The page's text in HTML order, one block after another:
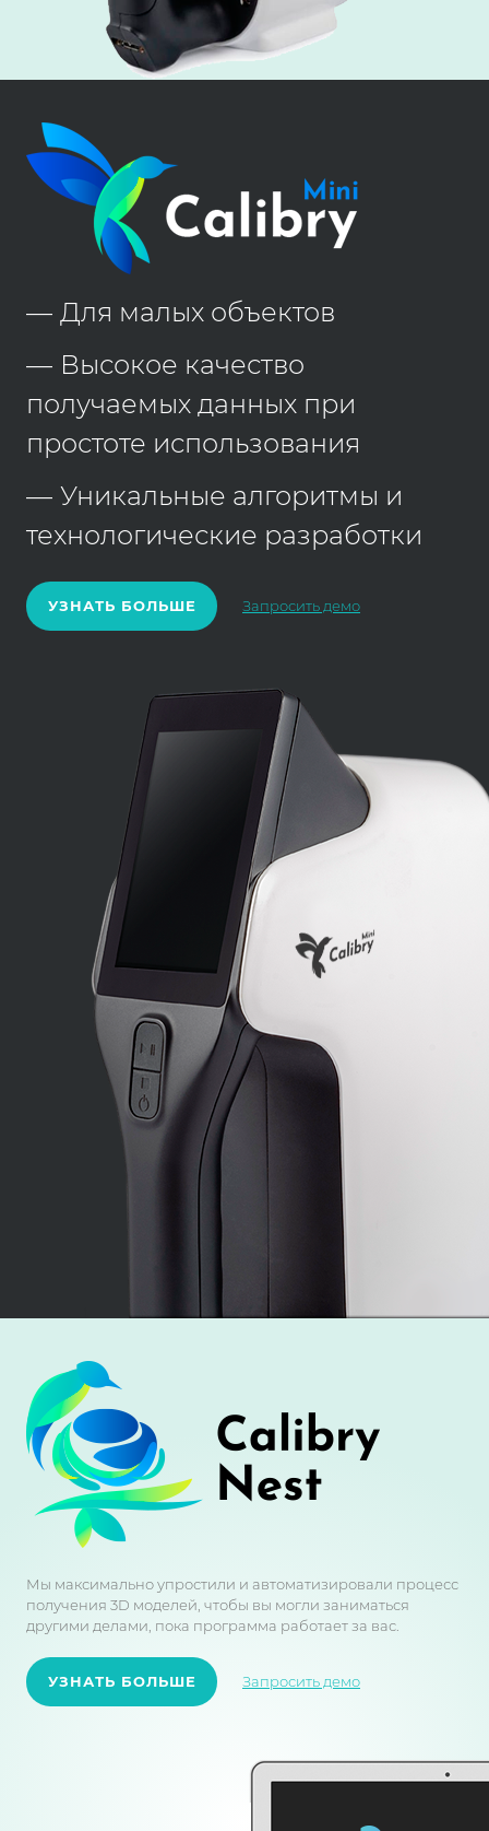
Для малых объектов
Высокое качество
получаемых данных при
простоте использования
Уникальные алгоритмы и
технологические разработки
УЗНАТЬ БОЛЬШЕ Запросить демо
Мы максимально упростили и автоматизировали процесс
получения 3D моделей, чтобы вы могли заниматься
другими делами, пока программа работает за вас.
УЗНАТЬ БОЛЬШЕ Запросить демо